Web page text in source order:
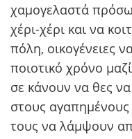
χαμογελαστά
χέρι-χέρι και να
πόλη, οικογένειες
ποιοτικό χρόνο
σε κάνουν να θες
στους
τους να λάμψουν